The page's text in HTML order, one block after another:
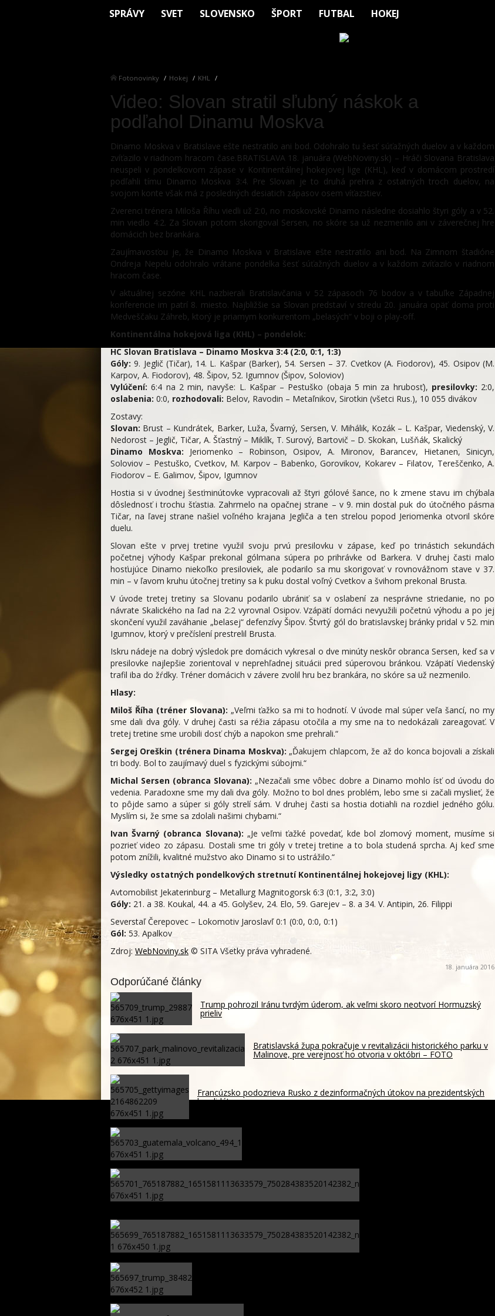
SPRÁVY SVET SLOVENSKO ŠPORT FUTBAL HOKEJ
Fotonovinky Hokej KHL
Video: Slovan stratil sľubný náskok a
podľahol Dinamu Moskva
Dinamo Moskva v Bratislave ešte nestratilo ani bod. Odohralo tu šesť súťažných duelov a v každom
zvíťazilo v riadnom hracom čase.BRATISLAVA 18. januára (WebNoviny.sk) – Hráči Slovana Bratislava
neuspeli v pondelkovom zápase v Kontinentálnej hokejovej lige (KHL), keď v domácom prostredí
podľahli tímu Dinamo Moskva 3:4. Pre Slovan je to druhá prehra z ostatných troch duelov, na
svojom konte však má z posledných desiatich zápasov osem víťazstiev.
Zverenci trénera Miloša Říhu viedli už 2:0, no moskovské Dinamo následne dosiahlo štyri góly a v 52.
min viedlo 4:2. Za Slovan potom skorigoval Sersen, no skóre sa už nezmenilo ani v záverečnej hre
domácich bez brankára.
Zaujímavosťou je, že Dinamo Moskva v Bratislave ešte nestratilo ani bod. Na Zimnom štadióne
Ondreja Nepelu odohralo vrátane pondelka šesť súťažných duelov a v každom zvíťazilo v riadnom
hracom čase.
V aktuálnej sezóne KHL nazbierali Bratislavčania v 52 zápasoch 76 bodov a v tabuľke Západnej
konferencie im patrí 8. miesto. Najbližšie sa Slovan predstaví v stredu 20. januára opäť doma proti
Medveščaku Záhreb, ktorý je priamym konkurentom „belasých“ v boji o play-off.
Kontinentálna hokejová liga (KHL) – pondelok:
HC Slovan Bratislava – Dinamo Moskva 3:4 (2:0, 0:1, 1:3)
Góly: 9. Jeglič (Tičar), 14. L. Kašpar (Barker), 54. Sersen – 37. Cvetkov (A. Fiodorov), 45. Osipov (M.
Karpov, A. Fiodorov), 48. Šipov, 52. Igumnov (Šipov, Soloviov)
Vylúčení: 6:4 na 2 min, navyše: L. Kašpar – Pestuško (obaja 5 min za hrubosť), presilovky: 2:0,
oslabenia: 0:0, rozhodovali: Belov, Ravodin – Metaľnikov, Sirotkin (všetci Rus.), 10 055 divákov
Zostavy:
Slovan: Brust – Kundrátek, Barker, Luža, Švarný, Sersen, V. Mihálik, Kozák – L. Kašpar, Viedenský, V.
Nedorost – Jeglič, Tičar, A. Šťastný – Miklík, T. Surový, Bartovič – D. Skokan, Lušňák, Skalický
Dinamo Moskva: Jeriomenko – Robinson, Osipov, A. Mironov, Barancev, Hietanen, Sinicyn,
Soloviov – Pestuško, Cvetkov, M. Karpov – Babenko, Gorovikov, Kokarev – Filatov, Tereščenko, A.
Fiodorov – E. Galimov, Šipov, Igumnov
Hostia si v úvodnej šesťminútovke vypracovali až štyri gólové šance, no k zmene stavu im chýbala
dôslednosť i trochu šťastia. Zahrmelo na opačnej strane – v 9. min dostal puk do útočného pásma
Tičar, na ľavej strane našiel voľného krajana Jegliča a ten strelou popod Jeriomenka otvoril skóre
duelu.
Slovan ešte v prvej tretine využil svoju prvú presilovku v zápase, keď po trinástich sekundách
početnej výhody Kašpar prekonal gólmana súpera po prihrávke od Barkera. V druhej časti malo
hosťujúce Dinamo niekoľko presiloviek, ale podarilo sa mu skorigovať v rovnovážnom stave v 37.
min – v ľavom kruhu útočnej tretiny sa k puku dostal voľný Cvetkov a švihom prekonal Brusta.
V úvode tretej tretiny sa Slovanu podarilo ubrániť sa v oslabení za nesprávne striedanie, no po
návrate Skalického na ľad na 2:2 vyrovnal Osipov. Vzápätí domáci nevyužili početnú výhodu a po jej
skončení využil zaváhanie „belasej“ defenzívy Šipov. Štvrtý gól do bratislavskej bránky pridal v 52. min
Igumnov, ktorý v prečíslení prestrelil Brusta.
Iskru nádeje na dobrý výsledok pre domácich vykresal o dve minúty neskôr obranca Sersen, keď sa v
presilovke najlepšie zorientoval v neprehľadnej situácii pred súperovou bránkou. Vzápätí Viedenský
trafil iba do žŕdky. Tréner domácich v závere zvolil hru bez brankára, no skóre sa už nezmenilo.
Hlasy:
Miloš Říha (tréner Slovana): „Veľmi ťažko sa mi to hodnotí. V úvode mal súper veľa šancí, no my
sme dali dva góly. V druhej časti sa réžia zápasu otočila a my sme na to nedokázali zareagovať. V
tretej tretine sme urobili dosť chýb a napokon sme prehrali.“
Sergej Oreškin (trénera Dinama Moskva): „Ďakujem chlapcom, že až do konca bojovali a získali
tri body. Bol to zaujímavý duel s fyzickými súbojmi.“
Michal Sersen (obranca Slovana): „Nezačali sme vôbec dobre a Dinamo mohlo ísť od úvodu do
vedenia. Paradoxne sme my dali dva góly. Možno to bol dnes problém, lebo sme si začali myslieť, že
to pôjde samo a súper si góly strelí sám. V druhej časti sa hostia dotiahli na rozdiel jedného gólu.
Myslím si, že sme sa zdolali našimi chybami.“
Ivan Švarný (obranca Slovana): „Je veľmi ťažké povedať, kde bol zlomový moment, musíme si
pozrieť video zo zápasu. Dostali sme tri góly v tretej tretine a to bola studená sprcha. Aj keď sme
potom znížili, kvalitné mužstvo ako Dinamo si to ustrážilo.“
Výsledky ostatných pondelkových stretnutí Kontinentálnej hokejovej ligy (KHL):
Avtomobilist Jekaterinburg – Metallurg Magnitogorsk 6:3 (0:1, 3:2, 3:0)
Góly: 21. a 38. Koukal, 44. a 45. Golyšev, 24. Elo, 59. Garejev – 8. a 34. V. Antipin, 26. Filippi
Severstaľ Čerepovec – Lokomotiv Jaroslavľ 0:1 (0:0, 0:0, 0:1)
Gól: 53. Apalkov
Zdroj: WebNoviny.sk © SITA Všetky práva vyhradené.
18. januára 2016
Odporúčané články
Trump pohrozil Iránu tvrdým úderom, ak veľmi skoro neotvorí Hormuzský
prieliv
Bratislavská župa pokračuje v revitalizácii historického parku v
Malinove, pre verejnosť ho otvoria v októbri – FOTO
Francúzsko podozrieva Rusko z dezinformačných útokov na prezidentských
kandidátov